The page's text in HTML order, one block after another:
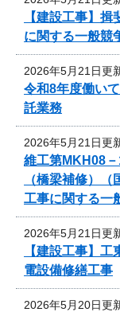
【建設工事】
に関する一般競
2026年5月21日更
令和8年度働い
託業務
2026年5月21日更
維工第MKH08
（橋梁補修）
工事に関する一
2026年5月21日更
【建設工事】
電設備修繕工事
2026年5月20日更